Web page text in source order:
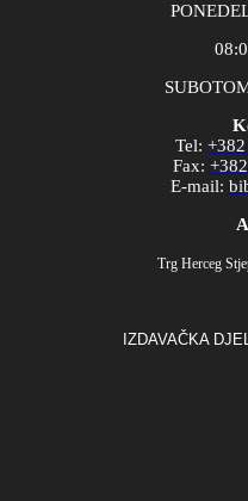
Tel:
Fax:
E-mail:
Trg Herceg
IZDAVAČKA